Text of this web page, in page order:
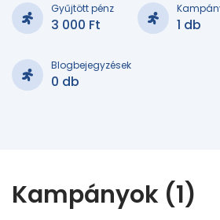
Gyűjtött pénz
3 000 Ft 1 db
Blogbejegyzések
0 db
Kampányok (1)